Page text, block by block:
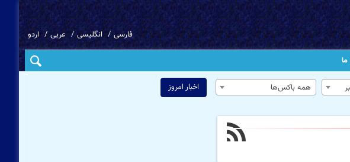
فارسی انگلیسی عربی اردو
ما
همه باکس‌ها اخبار امروز